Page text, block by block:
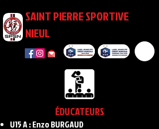
SAINT PIERRE SPORTIVE
NIEUL
ÉDUCATEURS
U15 A : Enzo BURGAUD